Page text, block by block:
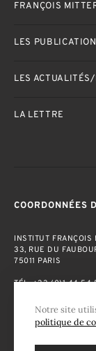
FRANÇOIS
LES
LES
LA LETTRE
COORDONNÉES
INSTITUT FRANÇOIS
33, RUE DU
75011 PARIS
TÉL. +33 (0)1 44 54
COURRIEL :
Notre site
politique de